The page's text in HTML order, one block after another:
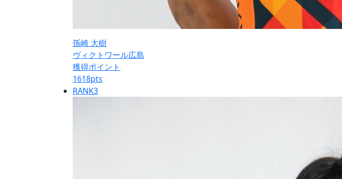
孫崎 大樹
ヴィクトワール広島
獲得ポイント
1618pts
RANK3